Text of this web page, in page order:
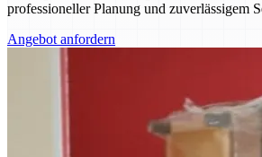
professioneller Planung und zuverlässigem
Angebot anfordern